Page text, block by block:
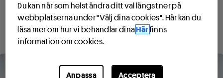
Läs mer om lagen
Du kan när som helst ändra ditt val längst ner på
webbplatserna under "Välj dina cookies". Här kan du
läsa mer om hur vi behandlar dinaHär finns
information om cookies.
Anpassa Acceptera